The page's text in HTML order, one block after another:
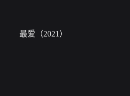
最爱（2021）